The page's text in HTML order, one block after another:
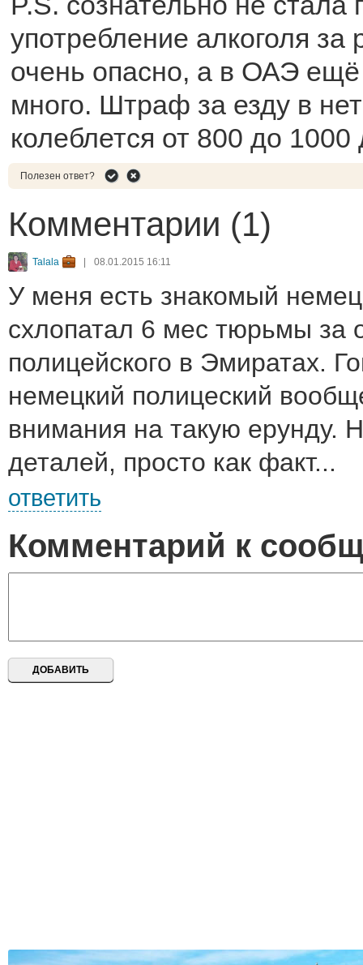
употребление алкоголя за
очень опасно, а в ОАЭ ещё
много. Штраф за езду в
колеблется от 800 до
Полезен ответ?
Комментарии (1)
Talala 08.01.2015 16:11
У меня есть знакомый
схлопатал 6 мес тюрьмы за
полицейского в Эмиратах.
немецкий полицеский
внимания на такую ерунду.
деталей, просто как факт...
ответить
Комментарий к